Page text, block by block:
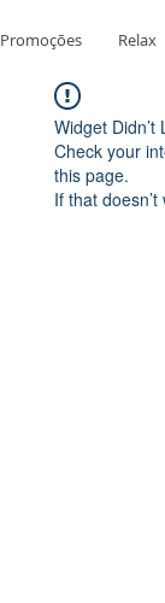
Promoções Relax
Widget Didn’t
Check your
this page.
If that